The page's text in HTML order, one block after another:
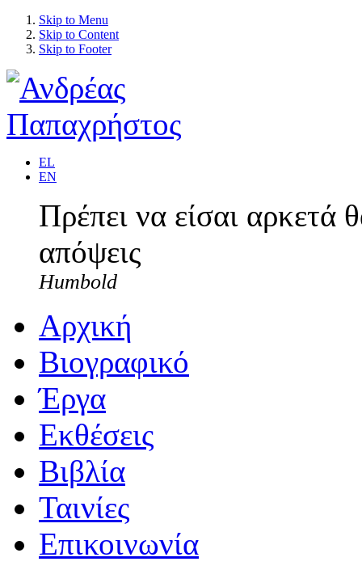
Skip to Menu
Skip to Content
Skip to Footer
EL
EN
Πρέπει να είσαι αρκετά
απόψεις
Humbold
Αρχική
Βιογραφικό
Έργα
Εκθέσεις
Βιβλία
Ταινίες
Επικοινωνία